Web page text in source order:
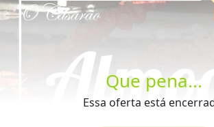
Que pena...
Essa oferta está